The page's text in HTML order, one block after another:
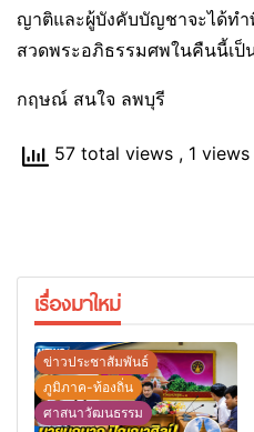
ญาติและผู้บังคับบัญชาจะได้ท
สวดพระอภิธรรมศพในคืนนี้เป็
กฤษณ์ สนใจ ลพบุรี
57 total views , 1
เรื่องมาใหม่
ข่าวประชาสัมพันธ์
ภูมิภาค-ท้องถิ่น
ศาสนาวัฒนธรรม